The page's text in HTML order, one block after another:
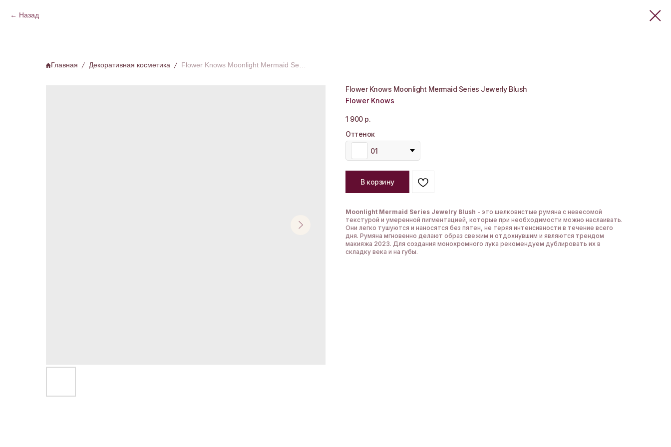
Назад
Главная Декоративная косметика
Flower Knows Moonlight Mermaid Series Jewerly Blush
Flower Knows
1 900 р.
Оттенок
01
В корзину
Moonlight Mermaid Series Jewelry Blush - это шелковистые румяна с невесомой
текстурой и умеренной пигментацией, которые при необходимости можно наслаивать.
Они легко тушуются и наносятся без пятен, не теряя интенсивности в течение всего
дня. Румяна мгновенно делают образ свежим и отдохнувшим и являются трендом
макияжа 2023. Для создания монохромного лука рекомендуем дублировать их в
складку века и на губы.